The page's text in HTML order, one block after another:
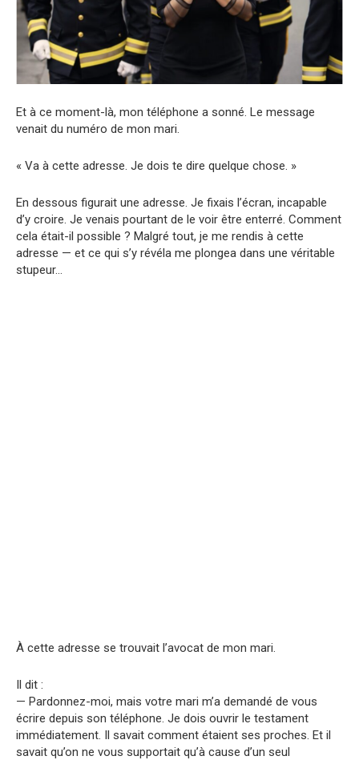
Et à ce moment-là, mon téléphone a sonné. Le message
venait du numéro de mon mari.
« Va à cette adresse. Je dois te dire quelque chose. »
En dessous figurait une adresse. Je fixais l’écran, incapable
d’y croire. Je venais pourtant de le voir être enterré. Comment
cela était-il possible ? Malgré tout, je me rendis à cette
adresse — et ce qui s’y révéla me plongea dans une véritable
stupeur…
À cette adresse se trouvait l’avocat de mon mari.
Il dit :
— Pardonnez-moi, mais votre mari m’a demandé de vous
écrire depuis son téléphone. Je dois ouvrir le testament
immédiatement. Il savait comment étaient ses proches. Et il
savait qu’on ne vous supportait qu’à cause d’un seul